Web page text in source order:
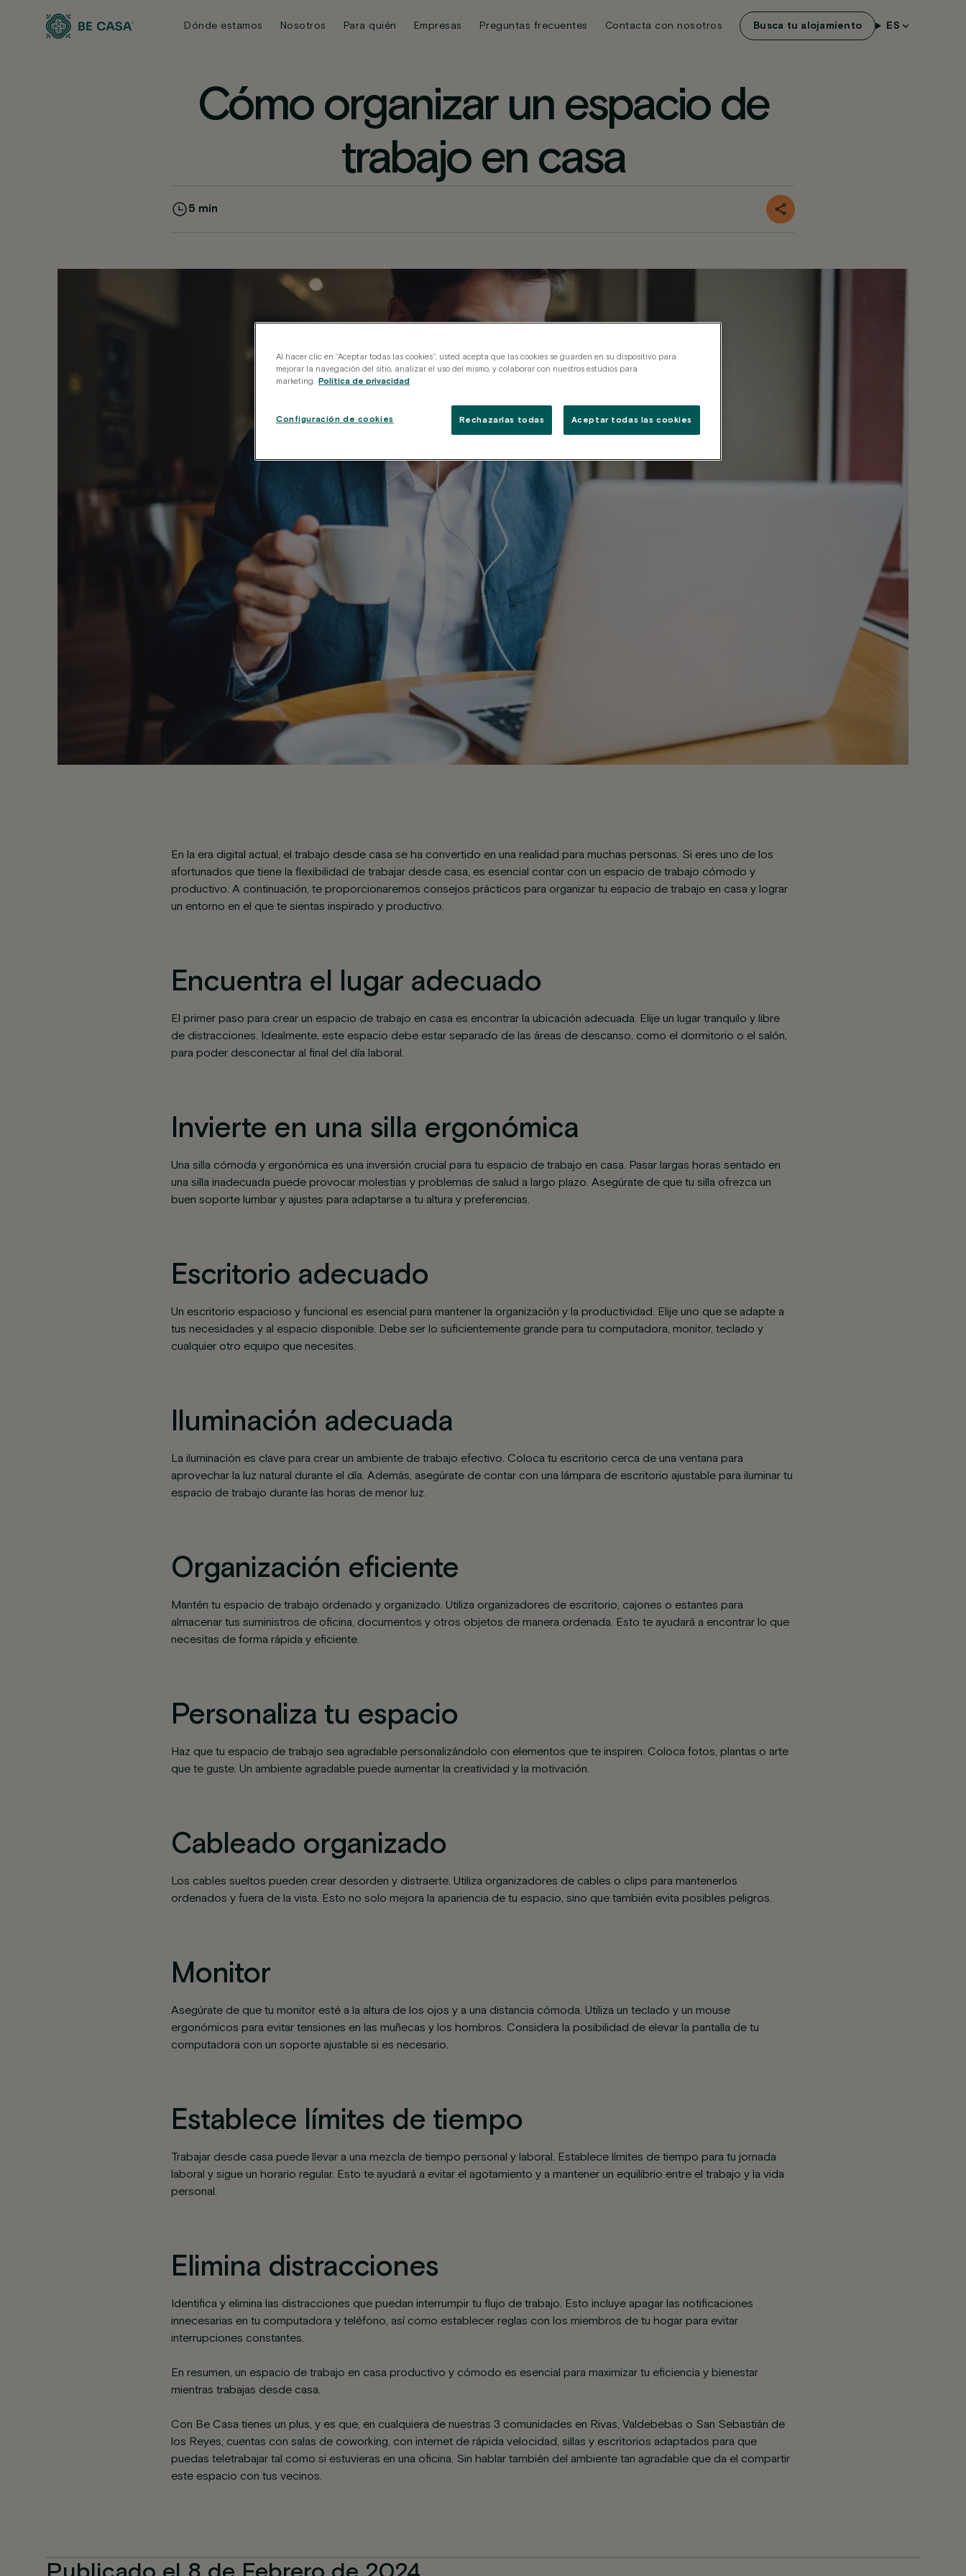
contenido
Dónde estamos Nosotros Para quién Empresas Preguntas frecuentes Contacta con nosotros Busca tu alojamiento ES
Cómo organizar un espacio de
trabajo en casa
5 min
En la era digital actual, el trabajo desde casa se ha convertido en una realidad para muchas personas. Si eres uno de los
afortunados que tiene la flexibilidad de trabajar desde casa, es esencial contar con un espacio de trabajo cómodo y
productivo. A continuación, te proporcionaremos consejos prácticos para organizar tu espacio de trabajo en casa y lograr
un entorno en el que te sientas inspirado y productivo.
Encuentra el lugar adecuado
El primer paso para crear un espacio de trabajo en casa es encontrar la ubicación adecuada. Elije un lugar tranquilo y libre
de distracciones. Idealmente, este espacio debe estar separado de las áreas de descanso, como el dormitorio o el salón,
para poder desconectar al final del día laboral.
Invierte en una silla ergonómica
Una silla cómoda y ergonómica es una inversión crucial para tu espacio de trabajo en casa. Pasar largas horas sentado en
una silla inadecuada puede provocar molestias y problemas de salud a largo plazo. Asegúrate de que tu silla ofrezca un
buen soporte lumbar y ajustes para adaptarse a tu altura y preferencias.
Escritorio adecuado
Un escritorio espacioso y funcional es esencial para mantener la organización y la productividad. Elije uno que se adapte a
tus necesidades y al espacio disponible. Debe ser lo suficientemente grande para tu computadora, monitor, teclado y
cualquier otro equipo que necesites.
Iluminación adecuada
La iluminación es clave para crear un ambiente de trabajo efectivo. Coloca tu escritorio cerca de una ventana para
aprovechar la luz natural durante el día. Además, asegúrate de contar con una lámpara de escritorio ajustable para iluminar tu
espacio de trabajo durante las horas de menor luz.
Organización eficiente
Mantén tu espacio de trabajo ordenado y organizado. Utiliza organizadores de escritorio, cajones o estantes para
almacenar tus suministros de oficina, documentos y otros objetos de manera ordenada. Esto te ayudará a encontrar lo que
necesitas de forma rápida y eficiente.
Personaliza tu espacio
Haz que tu espacio de trabajo sea agradable personalizándolo con elementos que te inspiren. Coloca fotos, plantas o arte
que te guste. Un ambiente agradable puede aumentar la creatividad y la motivación.
Cableado organizado
Los cables sueltos pueden crear desorden y distraerte. Utiliza organizadores de cables o clips para mantenerlos
ordenados y fuera de la vista. Esto no solo mejora la apariencia de tu espacio, sino que también evita posibles peligros.
Monitor
Asegúrate de que tu monitor esté a la altura de los ojos y a una distancia cómoda. Utiliza un teclado y un mouse
ergonómicos para evitar tensiones en las muñecas y los hombros. Considera la posibilidad de elevar la pantalla de tu
computadora con un soporte ajustable si es necesario.
Establece límites de tiempo
Trabajar desde casa puede llevar a una mezcla de tiempo personal y laboral. Establece límites de tiempo para tu jornada
laboral y sigue un horario regular. Esto te ayudará a evitar el agotamiento y a mantener un equilibrio entre el trabajo y la vida
personal.
Elimina distracciones
Identifica y elimina las distracciones que puedan interrumpir tu flujo de trabajo. Esto incluye apagar las notificaciones
innecesarias en tu computadora y teléfono, así como establecer reglas con los miembros de tu hogar para evitar
interrupciones constantes.
En resumen, un espacio de trabajo en casa productivo y cómodo es esencial para maximizar tu eficiencia y bienestar
mientras trabajas desde casa.
Con Be Casa tienes un plus, y es que, en cualquiera de nuestras 3 comunidades en Rivas, Valdebebas o San Sebastián de
los Reyes, cuentas con salas de coworking, con internet de rápida velocidad, sillas y escritorios adaptados para que
puedas teletrabajar tal como si estuvieras en una oficina. Sin hablar también del ambiente tan agradable que da el compartir
este espacio con tus vecinos.
Al hacer clic en “Aceptar todas las cookies”, usted acepta que las cookies se guarden en su dispositivo para
mejorar la navegación del sitio, analizar el uso del mismo, y colaborar con nuestros estudios para
marketing. Política de privacidad
Configuración de cookies Rechazarlas todas Aceptar todas las cookies